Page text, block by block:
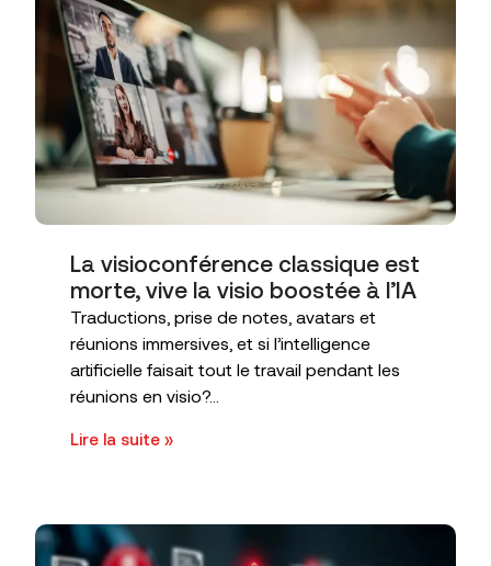
La visioconférence classique est
morte, vive la visio boostée à l’IA
Traductions, prise de notes, avatars et
réunions immersives, et si l’intelligence
artificielle faisait tout le travail pendant les
réunions en visio?...
Lire la suite »